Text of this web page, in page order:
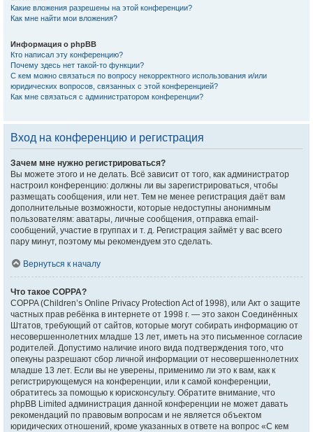
Какие вложения разрешены на этой конференции?
Как мне найти мои вложения?
Информация о phpBB
Кто написал эту конференцию?
Почему здесь нет такой-то функции?
С кем можно связаться по вопросу некорректного использования и/или
юридических вопросов, связанных с этой конференцией?
Как мне связаться с администратором конференции?
Вход на конференцию и регистрация
Зачем мне нужно регистрироваться?
Вы можете этого и не делать. Всё зависит от того, как администратор
настроил конференцию: должны ли вы зарегистрироваться, чтобы
размещать сообщения, или нет. Тем не менее регистрация даёт вам
дополнительные возможности, которые недоступны анонимным
пользователям: аватары, личные сообщения, отправка email-
сообщений, участие в группах и т. д. Регистрация займёт у вас всего
пару минут, поэтому мы рекомендуем это сделать.
Вернуться к началу
Что такое COPPA?
COPPA (Children’s Online Privacy Protection Act of 1998), или Акт о защите
частных прав ребёнка в интернете от 1998 г. — это закон Соединённых
Штатов, требующий от сайтов, которые могут собирать информацию от
несовершеннолетних младше 13 лет, иметь на это письменное согласие
родителей. Допустимо наличие иного вида подтверждения того, что
опекуны разрешают сбор личной информации от несовершеннолетних
младше 13 лет. Если вы не уверены, применимо ли это к вам, как к
регистрирующемуся на конференции, или к самой конференции,
обратитесь за помощью к юрисконсульту. Обратите внимание, что
phpBB Limited администрация данной конференции не может давать
рекомендаций по правовым вопросам и не является объектом
юридических отношений, кроме указанных в ответе на вопрос «С кем